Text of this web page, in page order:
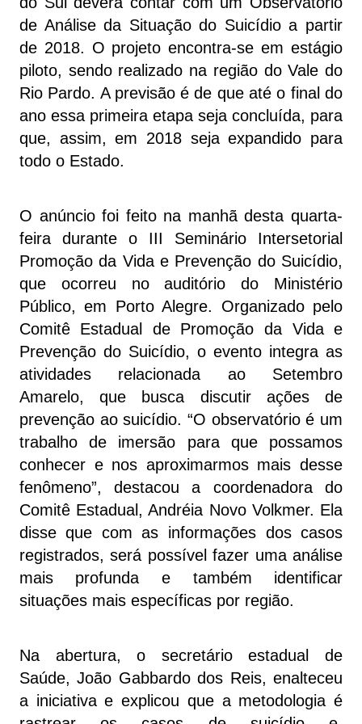
de Análise da Situação do Suicídio a partir
de 2018. O projeto encontra-se em estágio
piloto, sendo realizado na região do Vale do
Rio Pardo. A previsão é de que até o final do
ano essa primeira etapa seja concluída, para
que, assim, em 2018 seja expandido para
todo o Estado.
O anúncio foi feito na manhã desta quarta-
feira durante o III Seminário Intersetorial
Promoção da Vida e Prevenção do Suicídio,
que ocorreu no auditório do Ministério
Público, em Porto Alegre. Organizado pelo
Comitê Estadual de Promoção da Vida e
Prevenção do Suicídio, o evento integra as
atividades relacionada ao Setembro
Amarelo, que busca discutir ações de
prevenção ao suicídio. “O observatório é um
trabalho de imersão para que possamos
conhecer e nos aproximarmos mais desse
fenômeno”, destacou a coordenadora do
Comitê Estadual, Andréia Novo Volkmer. Ela
disse que com as informações dos casos
registrados, será possível fazer uma análise
mais profunda e também identificar
situações mais específicas por região.
Na abertura, o secretário estadual de
Saúde, João Gabbardo dos Reis, enalteceu
a iniciativa e explicou que a metodologia é